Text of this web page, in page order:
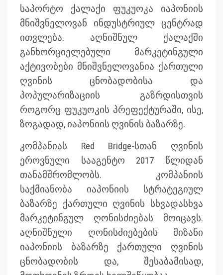
საპორტო ქალაქი ფუკუოკა იაპონიის
მნიშვნელოვან ინდუსტრიულ ცენტრად
ითვლება. აღნიშნულ ქალაქში
განხორციელებული მარკეტინგული
აქტივობები მნიშვნელოვანია ქართული
ღვინის ცნობადობისა და
პოპულარიზაციის გაზრდისთვის
როგორც ფუკუოკის პრეფექტურაში, ისე,
ზოგადად, იაპონიის ღვინის ბაზარზე.
კომპანიას Red Bridge-სთან ღვინის
ეროვნული სააგენტო 2017 წლიდან
თანამშრომლობს. კომპანიის
საქმიანობა იაპონიის სტრატეგიულ
ბაზარზე ქართული ღვინის სხვადასხვა
მარკეტინგულ ღონისძიებას მოიცავს.
აღნიშნული ღონისძიებების მიზანი
იაპონიის ბაზარზე ქართული ღვინის
ცნობადობის და, შესაბამისად,